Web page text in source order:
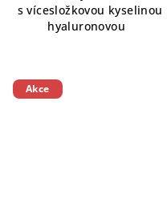
s vícesložkovou kyselinou
hyaluronovou
Akce